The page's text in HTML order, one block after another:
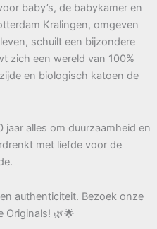
baby’s, de babykamer en
Kralingen, omgeven
schuilt een bijzondere
zich een wereld van 100%
en biologisch katoen de
jaar alles om duurzaamheid en
met liefde voor de
authenticiteit. Bezoek onze
Originals! 🌿🌟